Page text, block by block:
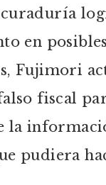
en
Fujimori
fiscal
la
pudiera